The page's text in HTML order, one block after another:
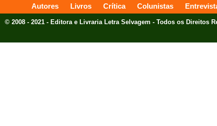
Autores Livros Crítica Colunistas
© 2008 - 2021 - Editora e Livraria Letra Selvagem - Todos os Direitos